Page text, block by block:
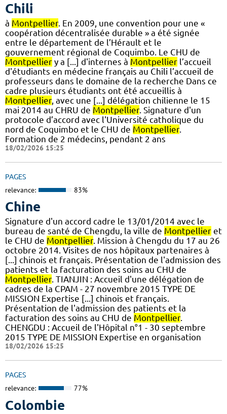
Chili
à Montpellier. En 2009, une convention pour une «
coopération décentralisée durable » a été signée
entre le département de l’Hérault et le
gouvernement régional de Coquimbo. Le CHU de
Montpellier y a [...] d'internes à Montpellier l’accueil
d'étudiants en médecine français au Chili l’accueil de
professeurs dans le domaine de la recherche Dans ce
cadre plusieurs étudiants ont été accueillis à
Montpellier, avec une [...] délégation chilienne le 15
mai 2014 au CHRU de Montpellier. Signature d'un
protocole d’accord avec l'Université catholique du
nord de Coquimbo et le CHU de Montpellier.
Formation de 2 médecins, pendant 2 ans
18/02/2026 15:25
PAGES
relevance: 83%
Chine
Signature d'un accord cadre le 13/01/2014 avec le
bureau de santé de Chengdu, la ville de Montpellier et
le CHU de Montpellier. Mission à Chengdu du 17 au 26
octobre 2014. Visites de nos hôpitaux partenaires à
[...] chinois et français. Présentation de l'admission des
patients et la facturation des soins au CHU de
Montpellier. TIANJIN : Accueil d'une délégation de
cadres de la CPAM - 27 novembre 2015 TYPE DE
MISSION Expertise [...] chinois et français.
Présentation de l'admission des patients et la
facturation des soins au CHU de Montpellier.
CHENGDU : Accueil de l'Hôpital n°1 - 30 septembre
2015 TYPE DE MISSION Expertise en organisation
18/02/2026 15:25
PAGES
relevance: 77%
Colombie